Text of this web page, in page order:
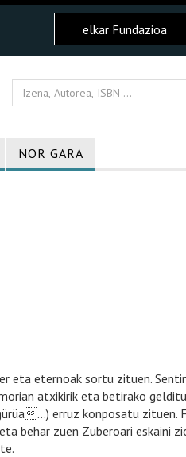
elkar Fundazioa
NOR GARA
eta eternoak sortu zituen.
atxikirik eta betirako
…) erruz konposatu zituen.
behar zuen Zuberoari eskaini